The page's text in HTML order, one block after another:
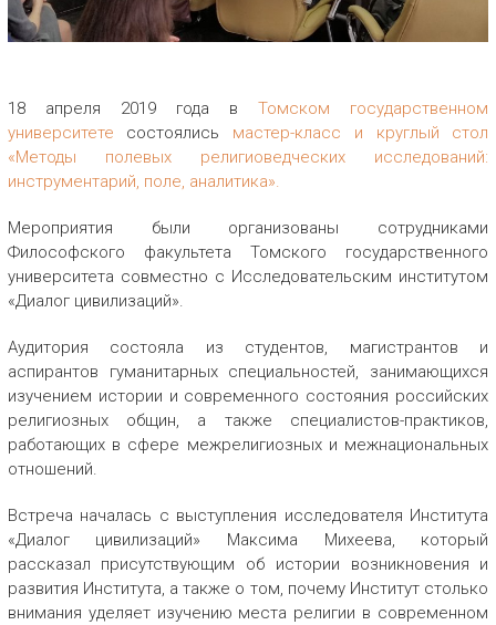
18 апреля 2019 года вТомском государственном
университете состоялись мастер-класс и круглый стол
«Методы полевых религиоведческих исследований:
инструментарий, поле, аналитика».
Мероприятия были организованы сотрудниками
Философского факультета Томского государственного
университета совместно с Исследовательским институтом
«Диалог цивилизаций».
Аудитория состояла из студентов, магистрантов и
аспирантов гуманитарных специальностей, занимающихся
изучением истории и современного состояния российских
религиозных общин, а также специалистов-практиков,
работающих в сфере межрелигиозных и межнациональных
отношений.
Встреча началась с выступления исследователя Института
«Диалог цивилизаций» Максима Михеева, который
рассказал присутствующим об истории возникновения и
развития Института, а также о том, почему Институт столько
внимания уделяет изучению места религии в современном